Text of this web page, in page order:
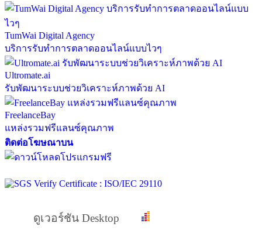
TumWai Digital Agency
บริการรับทำการตลาดออนไลน์แบบไวๆ
Ultromate.ai
รับพัฒนาระบบช่วยวิเคราะห์ภาพด้วย AI
FreelanceBay
แหล่งรวมฟรีแลนซ์คุณภาพ
ติดต่อโฆษณาบน
ดูเวอร์ชัน Desktop